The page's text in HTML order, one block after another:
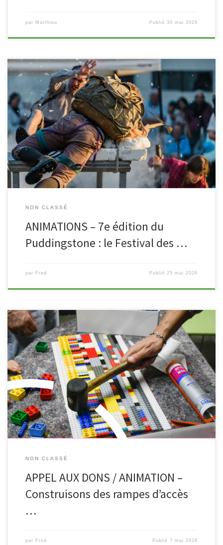
par Matthieu Publié30 mai 2026
Tous les jeudis de l’été, retrouvez les bibliothèques dans les parcs
pour la septième édition du « Puddingstone Festival », le festival
des arts vivants à Malmedy et Waimes. Au programme : lectures,
contes, spectacle clownesque, musique, marionnettes, théâtre de
rue… A vos yeux et vos oreilles ! Nous vous attendons dès […]
NON CLASSÉ
ANIMATIONS – 7e édition du
Puddingstone : le Festival des …
par Fred Publié25 mai 2026
Vous avez des briques LEGO® inutilisées qui dorment dans une
caisse ou au fond d’un tiroir ? Offrez-leur une nouvelle utilité en
les déposant dans les bibliothèques de Waimes ou de Malmedy !
Les bibliothèques participent au projet collaboratif « Une rampe
pour l’accessibilité symbolique », mené avec les bibliothèques
[…]
NON CLASSÉ
APPEL AUX DONS / ANIMATION –
Construisons des rampes d’accès
…
par Fred Publié7 mai 2026